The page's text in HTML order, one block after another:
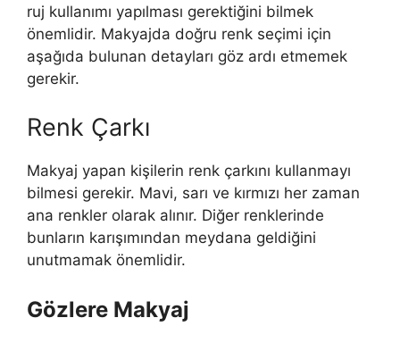
ruj kullanımı yapılması gerektiğini bilmek
önemlidir. Makyajda doğru renk seçimi için
aşağıda bulunan detayları göz ardı etmemek
gerekir.
Renk Çarkı
Makyaj yapan kişilerin renk çarkını kullanmayı
bilmesi gerekir. Mavi, sarı ve kırmızı her zaman
ana renkler olarak alınır. Diğer renklerinde
bunların karışımından meydana geldiğini
unutmamak önemlidir.
Gözlere Makyaj